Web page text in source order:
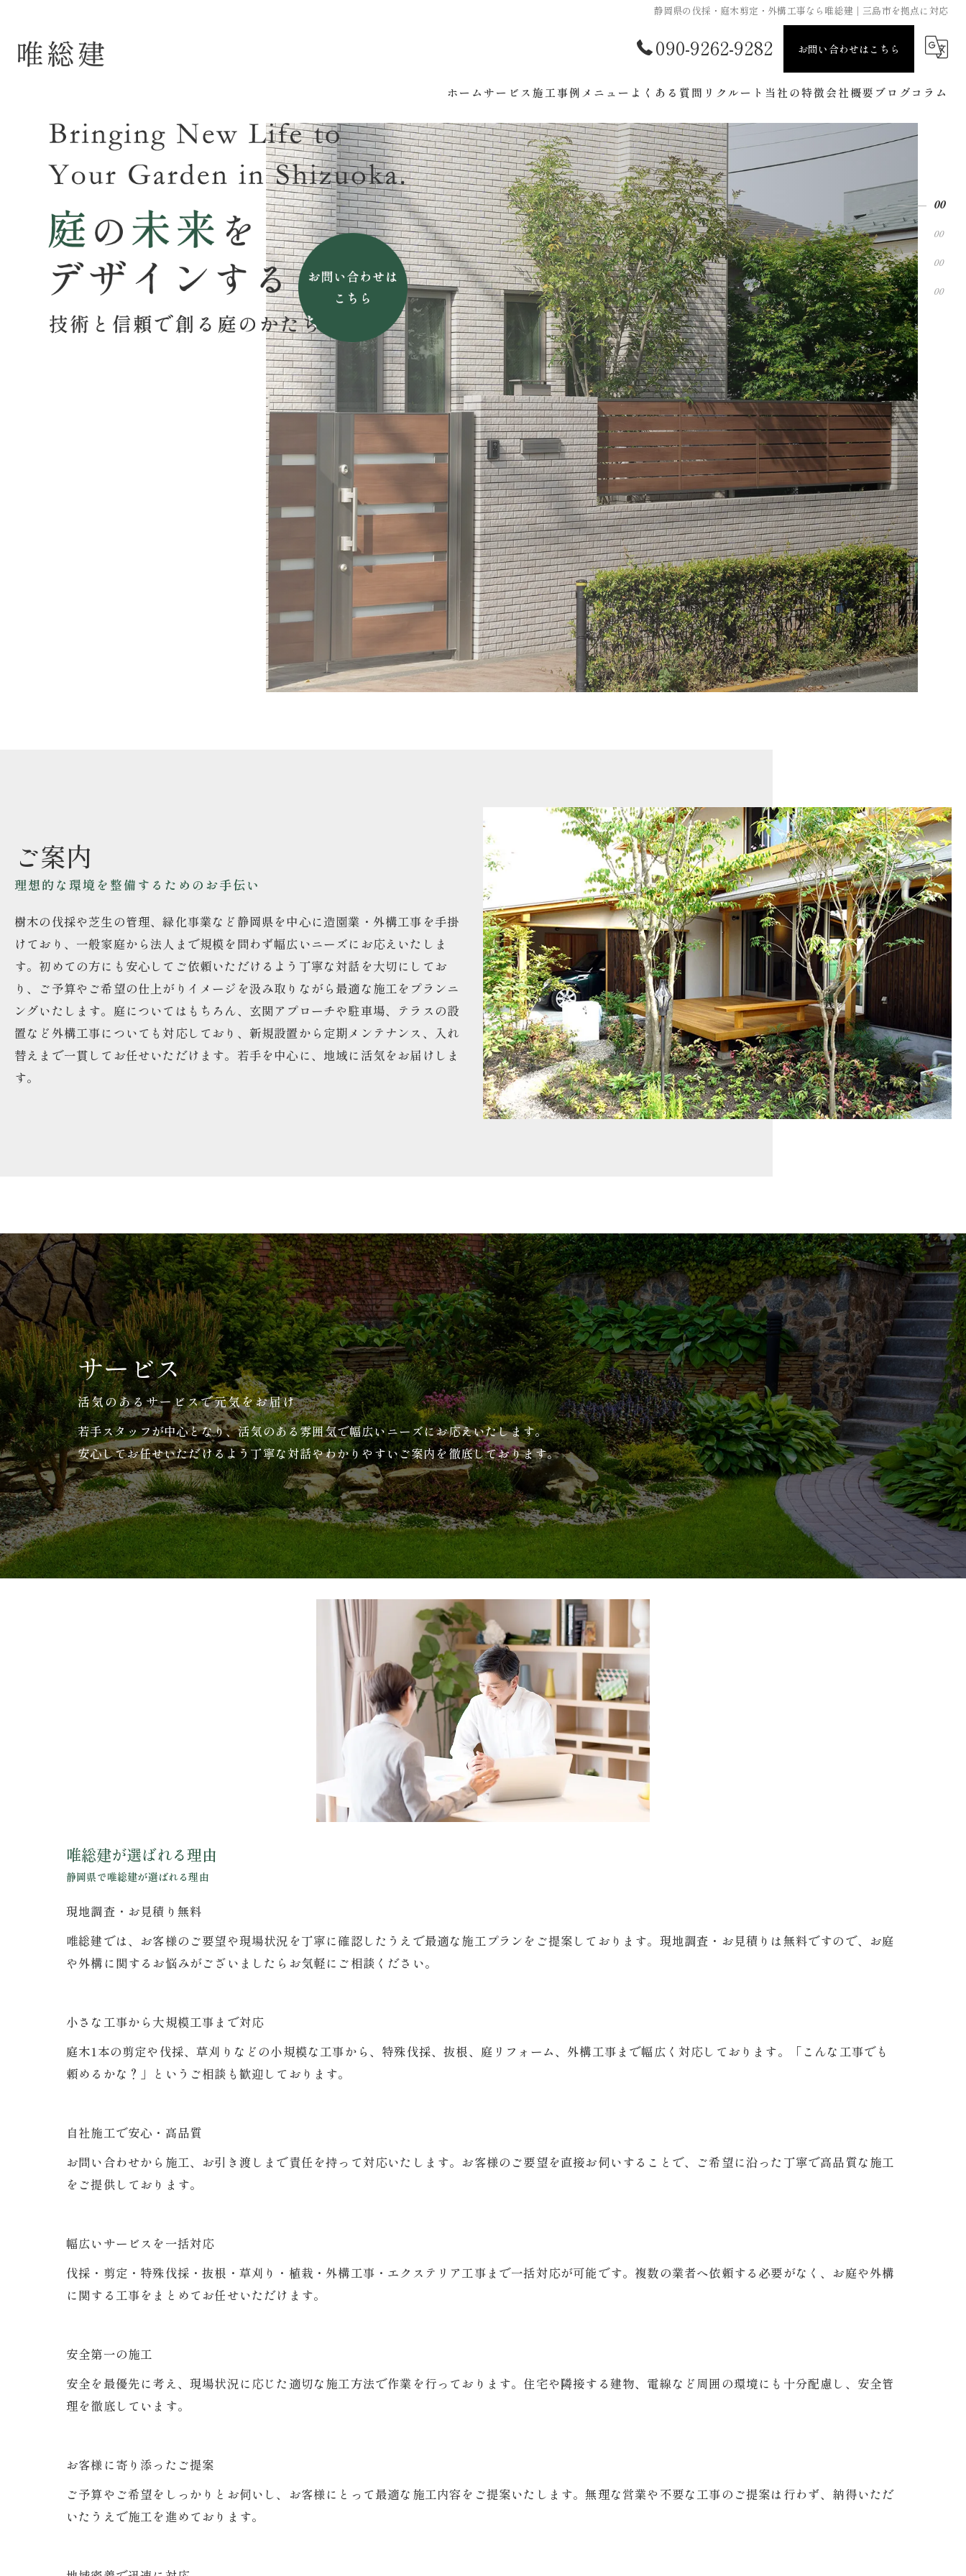
静岡県の伐採・庭木剪定・外構工事なら唯総建｜三島市を拠点に対応
090-9262-9282 お問い合わせはこちら
ホームサービス施工事例 メニュー よくある質問 リクルート 当社の特徴
剪定
草刈り
エクステリア
会社概要 ブログコラム
ご案内
理想的な環境を整備するためのお手伝い
樹木の伐採や芝生の管理、緑化事業など静岡県を中心に造園業・外構工事を手掛
けており、一般家庭から法人まで規模を問わず幅広いニーズにお応えいたしま
す。初めての方にも安心してご依頼いただけるよう丁寧な対話を大切にしてお
り、ご予算やご希望の仕上がりイメージを汲み取りながら最適な施工をプランニ
ングいたします。庭についてはもちろん、玄関アプローチや駐車場、テラスの設
置など外構工事についても対応しており、新規設置から定期メンテナンス、入れ
替えまで一貫してお任せいただけます。若手を中心に、地域に活気をお届けしま
す。
サービス
活気のあるサービスで元気をお届け
若手スタッフが中心となり、活気のある雰囲気で幅広いニーズにお応えいたします。
安心してお任せいただけるよう丁寧な対話やわかりやすいご案内を徹底しております。
唯総建が選ばれる理由
静岡県で唯総建が選ばれる理由
現地調査・お見積り無料
唯総建では、お客様のご要望や現場状況を丁寧に確認したうえで最適な施工プランをご提案しております。現地調査・お見積りは無料ですので、お庭
や外構に関するお悩みがございましたらお気軽にご相談ください。
小さな工事から大規模工事まで対応
庭木1本の剪定や伐採、草刈りなどの小規模な工事から、特殊伐採、抜根、庭リフォーム、外構工事まで幅広く対応しております。「こんな工事でも
頼めるかな？」というご相談も歓迎しております。
自社施工で安心・高品質
お問い合わせから施工、お引き渡しまで責任を持って対応いたします。お客様のご要望を直接お伺いすることで、ご希望に沿った丁寧で高品質な施工
をご提供しております。
幅広いサービスを一括対応
伐採・剪定・特殊伐採・抜根・草刈り・植栽・外構工事・エクステリア工事まで一括対応が可能です。複数の業者へ依頼する必要がなく、お庭や外構
に関する工事をまとめてお任せいただけます。
安全第一の施工
安全を最優先に考え、現場状況に応じた適切な施工方法で作業を行っております。住宅や隣接する建物、電線など周囲の環境にも十分配慮し、安全管
理を徹底しています。
お客様に寄り添ったご提案
ご予算やご希望をしっかりとお伺いし、お客様にとって最適な施工内容をご提案いたします。無理な営業や不要な工事のご提案は行わず、納得いただ
いたうえで施工を進めております。
お問い合わせはこちら